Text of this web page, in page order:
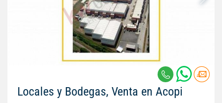
Locales y Bodegas, Venta en Acopi